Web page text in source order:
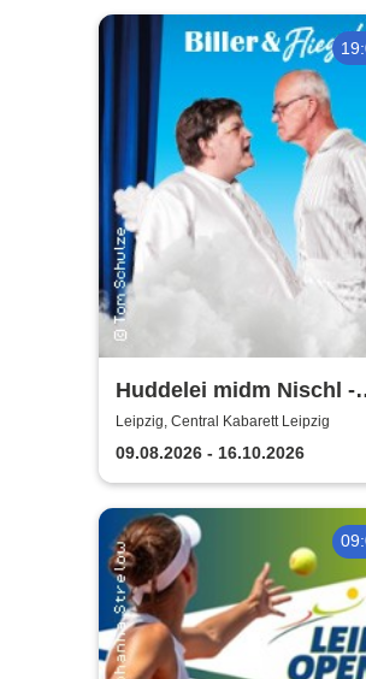
Huddelei midm Nischl -
Central Kabarett Leipzig
Leipzig, Central Kabarett Leipzig
09.08.2026 - 16.10.2026